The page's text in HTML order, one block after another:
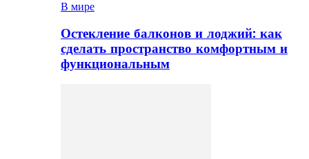
В мире
Остекление балконов и лоджий: как
сделать пространство комфортным и
функциональным